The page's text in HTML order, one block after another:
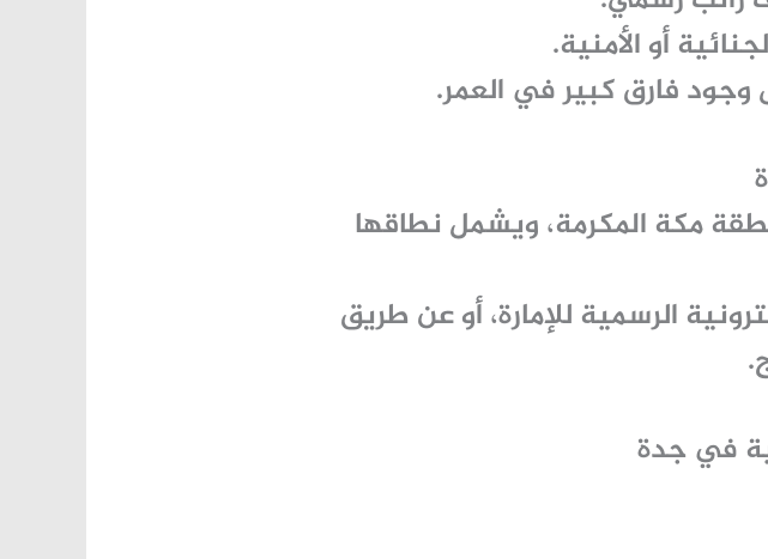
أو الأمنية.
فارق كبير في العمر.
مكة المكرمة، ويشمل نطاقها
الرسمية للإمارة، أو عن طريق
في جدة